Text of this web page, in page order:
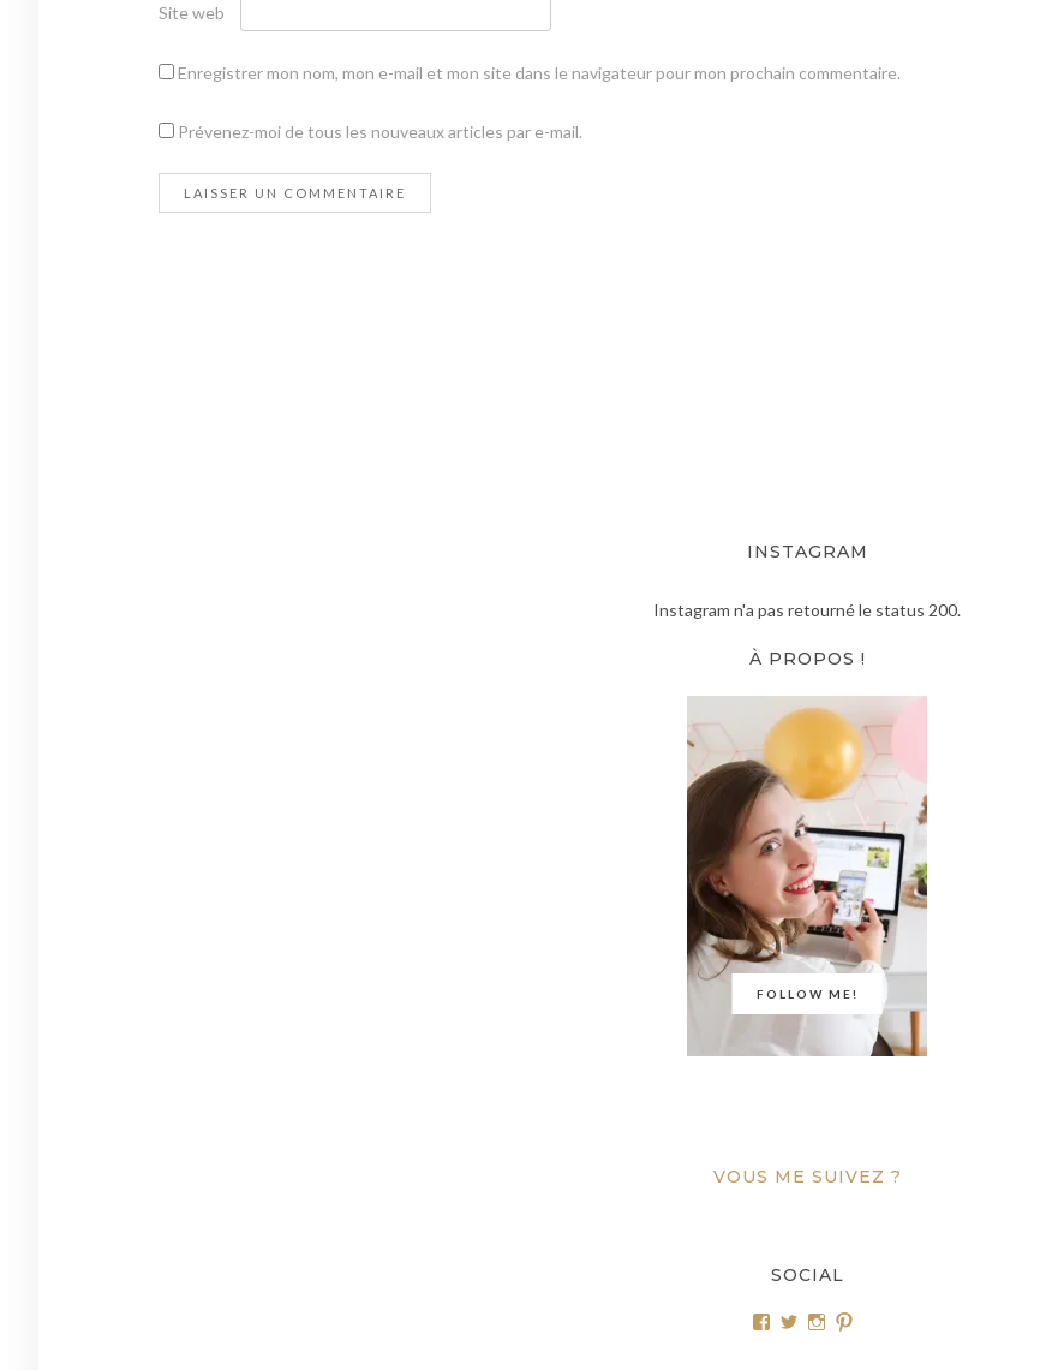
Site web
Enregistrer mon nom, mon e-mail et mon site dans le navigateur pour mon prochain commentaire.
Prévenez-moi de tous les nouveaux articles par e-mail.
INSTAGRAM
Instagram n'a pas retourné le status 200.
FOLLOW ME!
À PROPOS !
VOUS ME SUIVEZ ?
SOCIAL
Voir Voir Voir